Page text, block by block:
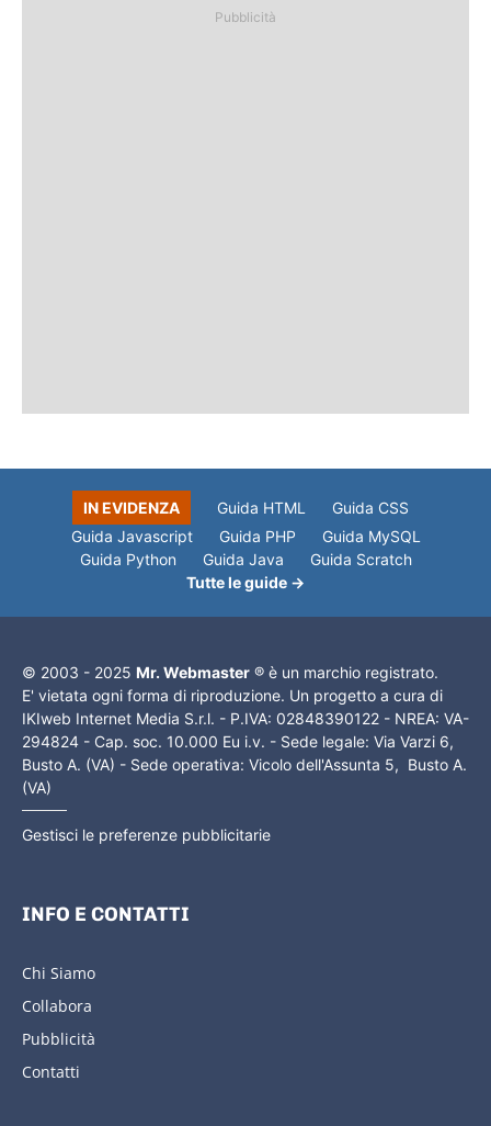
Pubblicità
IN EVIDENZA Guida HTML
Guida CSS
Guida Javascript
Guida PHP
Guida MySQL
Guida Python
Guida Java
Guida Scratch
Tutte le guide →
© 2003 - 2025 Mr. Webmaster ® è un marchio registrato.
E' vietata ogni forma di riproduzione. Un progetto a cura di
IKIweb Internet Media S.r.l. - P.IVA: 02848390122 - NREA: VA-
294824 - Cap. soc. 10.000 Eu i.v. - Sede legale: Via Varzi 6,
Busto A. (VA) - Sede operativa: Vicolo dell'Assunta 5, Busto A.
(VA)
Gestisci le preferenze pubblicitarie
INFO E CONTATTI
Chi Siamo
Collabora
Pubblicità
Contatti